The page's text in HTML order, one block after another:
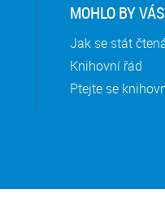
MOHLO BY
Jak se stát
Knihovní řád
Ptejte se